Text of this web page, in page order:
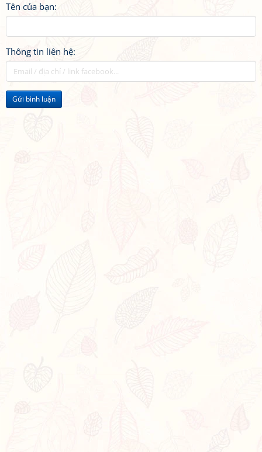
Tên của bạn:
Thông tin liên hệ:
Gửi bình luận